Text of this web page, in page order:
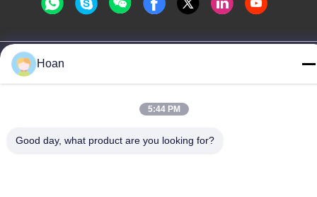
Politique de confidentialité|
Chine Bonne qualité Amortisseur de vibration de câble métallique
Le fournisseur. 2024-2026 Xi'an Hoan Microwave Co., Ltd. . Tous
Hoan
5:44 PM
Good day, what product are you looking for?